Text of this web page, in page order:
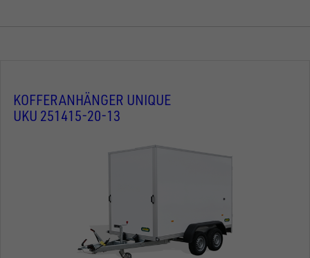
KOFFERANHÄNGER UNIQUE
UKU 251415-20-13